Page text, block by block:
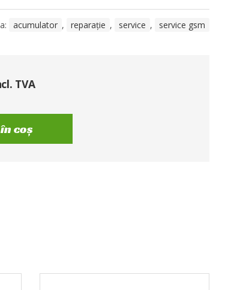
acumulator , reparație , service , service gsm
TVA
coș